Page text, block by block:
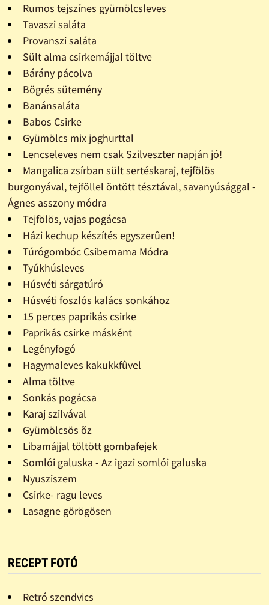
Rumos tejszínes gyümölcsleves
Tavaszi saláta
Provanszi saláta
Sült alma csirkemájjal töltve
Bárány pácolva
Bögrés sütemény
Banánsaláta
Babos Csirke
Gyümölcs mix joghurttal
Lencseleves nem csak Szilveszter napján jó!
Mangalica zsírban sült sertéskaraj, tejfölös
burgonyával, tejföllel öntött tésztával, savanyúsággal -
Ágnes asszony módra
Tejfölös, vajas pogácsa
Házi kechup készítés egyszerûen!
Túrógombóc Csibemama Módra
Tyúkhúsleves
Húsvéti sárgatúró
Húsvéti foszlós kalács sonkához
15 perces paprikás csirke
Paprikás csirke másként
Legényfogó
Hagymaleves kakukkfûvel
Alma töltve
Sonkás pogácsa
Karaj szilvával
Gyümölcsös õz
Libamájjal töltött gombafejek
Somlói galuska - Az igazi somlói galuska
Nyusziszem
Csirke- ragu leves
Lasagne görögösen
RECEPT FOTÓ
Retró szendvics